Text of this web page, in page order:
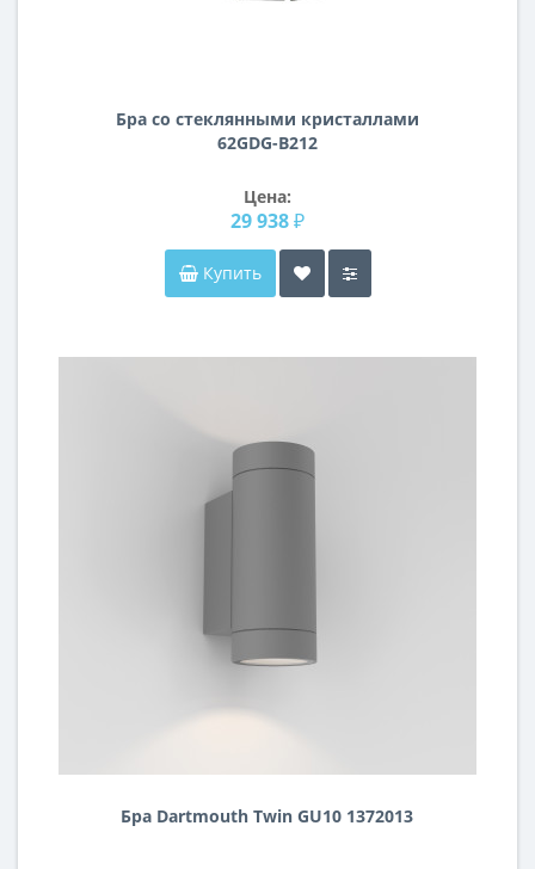
Бра со стеклянными кристаллами
62GDG-B212
Цена:
29 938 ₽
Купить
Бра Dartmouth Twin GU10 1372013